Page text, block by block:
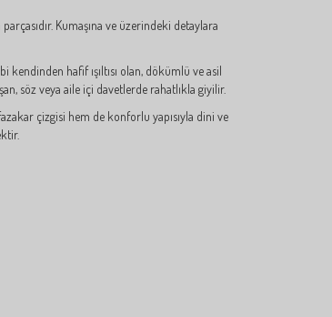
Kumaşına ve üzerindeki detaylara
kendinden hafif ışıltısı olan, dökümlü ve asil
söz veya aile içi davetlerde rahatlıkla giyilir.
çizgisi hem de konforlu yapısıyla dini ve